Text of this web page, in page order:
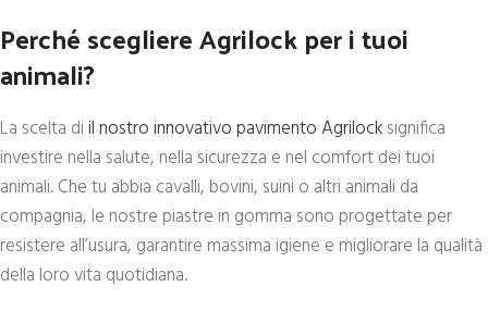
Perché scegliere Agrilock per i tuoi
animali?
La scelta diil nostro innovativo pavimento Agrilocksignifica
investire nella salute, nella sicurezza e nel comfort dei tuoi
animali. Che tu abbia cavalli, bovini, suini o altri animali da
compagnia, le nostre piastre in gomma sono progettate per
resistere all’usura, garantire massima igiene e migliorare la qualità
della loro vita quotidiana.